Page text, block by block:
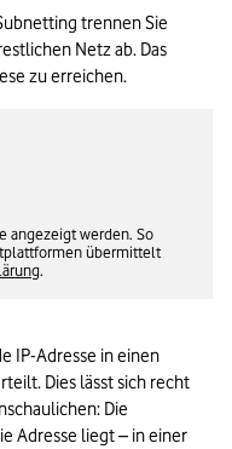
trennen Sie
Netz ab. Das
zu erreichen.
angezeigt werden. So
übermittelt
.
IP-Adresse in einen
Dies lässt sich recht
Die
Adresse liegt – in einer